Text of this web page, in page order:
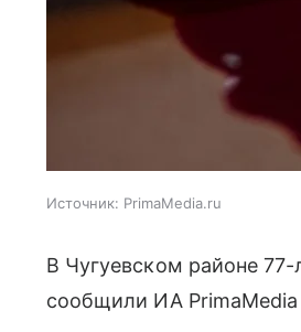
Источник: PrimaMedia.ru
В Чугуевском районе
сообщили ИА